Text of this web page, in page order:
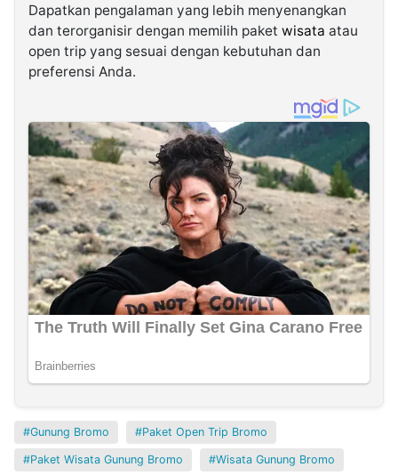
Dapatkan pengalaman yang lebih menyenangkan
dan terorganisir dengan memilih paket wisata atau
open trip yang sesuai dengan kebutuhan dan
preferensi Anda.
Gunung Bromo Paket Open Trip Bromo
Paket Wisata Gunung Bromo Wisata Gunung Bromo